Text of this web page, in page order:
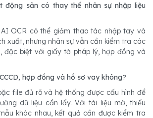
động sản có thay thế nhân sự nhập liệu
AI OCR có thể giảm thao tác nhập tay và
xuất, nhưng nhân sự vẫn cần kiểm tra các
đặc biệt với giấy tờ pháp lý, hợp đồng và
hợp đồng và hồ sơ vay không?
file đủ rõ và hệ thống được cấu hình để
dữ liệu cần lấy. Với tài liệu mờ, thiếu
khác nhau, kết quả cần được kiểm tra